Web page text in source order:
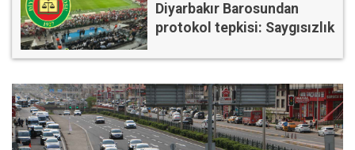
Diyarbakır Barosundan
protokol tepkisi: Saygısızlık